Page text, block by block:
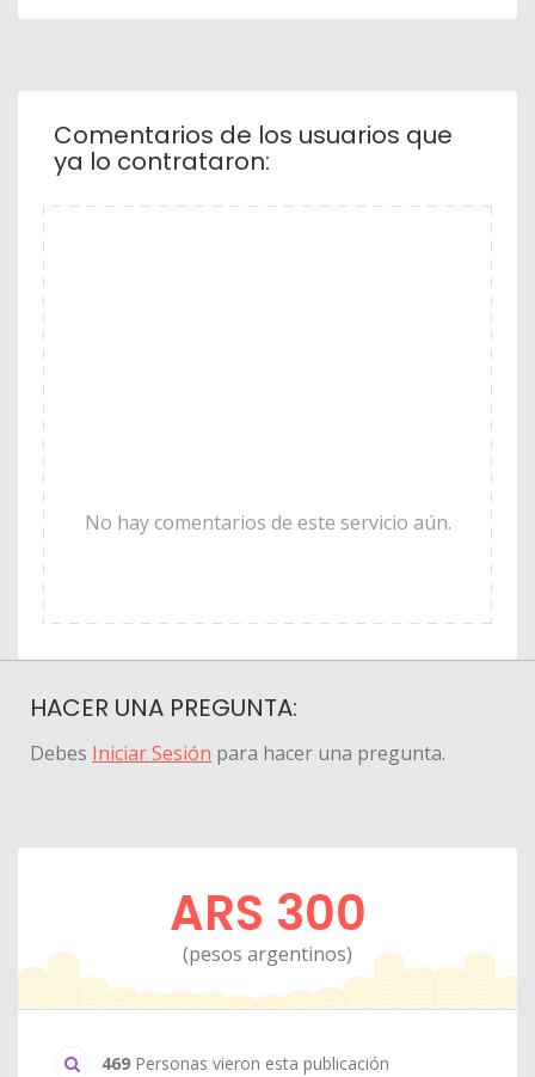
Comentarios de los usuarios que
ya lo contrataron:
No hay comentarios de este servicio aún.
HACER UNA PREGUNTA:
Debes Iniciar Sesión para hacer una pregunta.
ARS 300
(pesos argentinos)
469 Personas vieron esta publicación